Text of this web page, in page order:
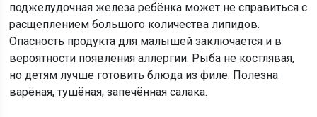
поджелудочная железа ребёнка может не справиться с
расщеплением большого количества липидов.
Опасность продукта для малышей заключается и в
вероятности появления аллергии. Рыба не костлявая,
но детям лучше готовить блюда из филе. Полезна
варёная, тушёная, запечённая салака.